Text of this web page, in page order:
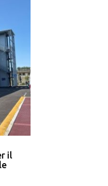
il